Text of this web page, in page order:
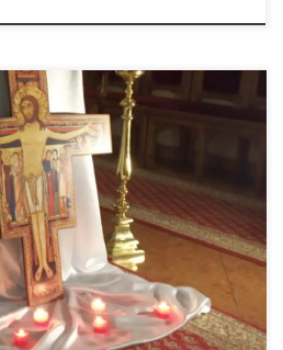
„Przemień mnie Panie” już za nami.
dokładnie rok w naszej parafii.
powinna być modlitwa. Jest ona
naszych serc. Dziękujemy
Trisagion za przygotowanie i